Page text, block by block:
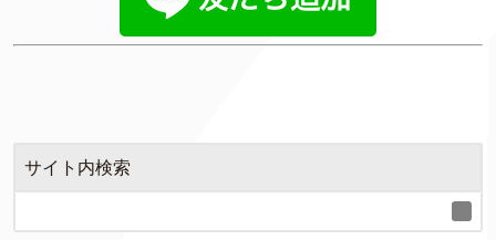
サイト内検索